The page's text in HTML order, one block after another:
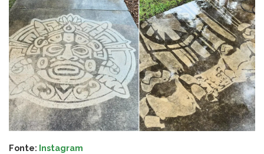
Fonte: Instagram